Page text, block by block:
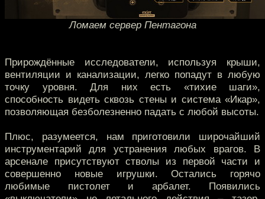
Ломаем сервер Пентагона
Прирождённые исследователи, используя крыши,
вентиляции и канализации, легко попадут в любую
точку уровня. Для них есть «тихие шаги»,
способность видеть сквозь стены и система «Икар»,
позволяющая безболезненно падать с любой высоты.
Плюс, разумеется, нам приготовили широчайший
инструментарий для устранения любых врагов. В
арсенале присутствуют стволы из первой части и
совершенно новые игрушки. Остались горячо
любимые пистолет и арбалет. Появились